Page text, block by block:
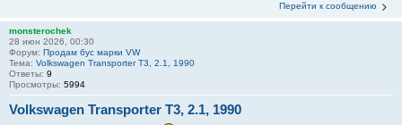
Перейти к сообщению
monsterochek
28 июн 2026, 00:30
Форум: Продам бус марки VW
Тема: Volkswagen Transporter T3, 2.1, 1990
Ответы: 9
Просмотры: 5994
Volkswagen Transporter T3, 2.1, 1990